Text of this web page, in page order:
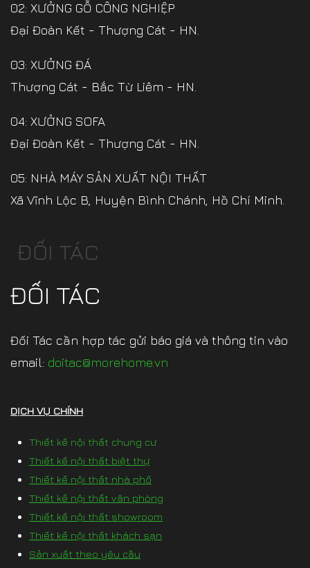
02: XƯỞNG GỖ CÔNG NGHIỆP
Đại Đoàn Kết - Thượng Cát - HN.
03: XƯỞNG ĐÁ
Thượng Cát - Bắc Từ Liêm - HN.
04: XƯỞNG SOFA
Đại Đoàn Kết - Thượng Cát - HN.
05: NHÀ MÁY SẢN XUẤT NỘI THẤT
Xã Vĩnh Lộc B, Huyện Bình Chánh, Hồ Chí Minh.
ĐỐI TÁC
ĐỐI TÁC
Đối Tác cần hợp tác gửi báo giá và thông tin vào
email: doitac@morehome.vn
DỊCH VỤ CHÍNH
Thiết kế nội thất chung cư
Thiết kế nội thất biệt thự
Thiết kế nội thất nhà phố
Thiết kế nội thất văn phòng
Thiết kế nội thất showroom
Thiết kế nội thất khách sạn
Sản xuất theo yêu cầu